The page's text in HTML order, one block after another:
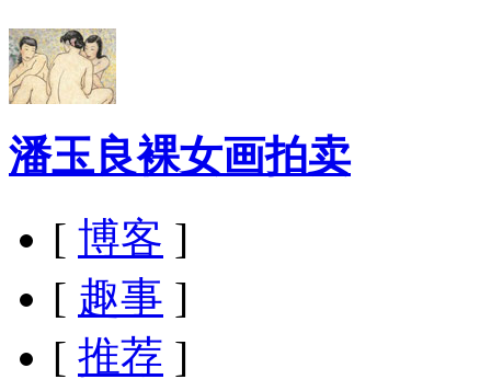
潘玉良裸女画拍卖
[ 博客 ]
[ 趣事 ]
[ 推荐 ]